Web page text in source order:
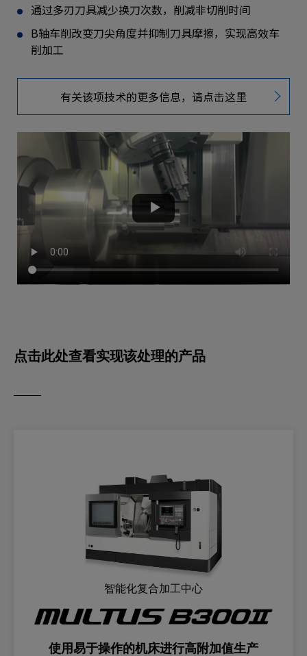
通过多刃刀具减少换刀次数，削减非切削时间
B轴车削改变刀尖角度并抑制刀具摩擦，实现高效车
削加工
有关该项技术的更多信息，请点击这里
点击此处查看实现该处理的产品
智能化复合加工中心
使用易于操作的机床进行高附加值生产